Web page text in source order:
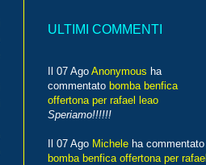
ULTIMI COMMENTI
Il 07 Ago Anonymous ha
commentato bomba benfica
offertona per rafael leao
Speriamo!!!!!!
Il 07 Ago Michele ha commentato
bomba benfica offertona per rafael